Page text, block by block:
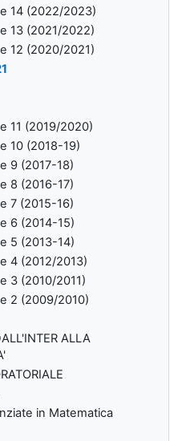
14 (2022/2023)
13 (2021/2022)
12 (2020/2021)
11 (2019/2020)
10 (2018-19)
9 (2017-18)
8 (2016-17)
7 (2015-16)
6 (2014-15)
5 (2013-14)
4 (2012/2013)
3 (2010/2011)
2 (2009/2010)
ALLA
in Matematica